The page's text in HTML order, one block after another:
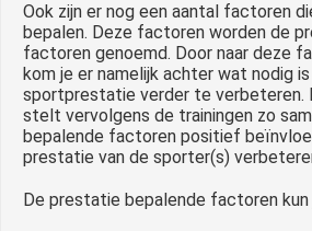
Ook zijn er nog een aantal factoren
bepalen. Deze factoren worden de
factoren genoemd. Door naar deze
kom je er namelijk achter wat nodig
sportprestatie verder te verbeteren.
stelt vervolgens de trainingen zo
bepalende factoren positief
prestatie van de sporter(s)
De prestatie bepalende factoren